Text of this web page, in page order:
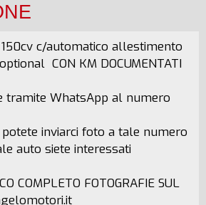
150cv c/automatico allestimento
CON KM DOCUMENTATI
tramite WhatsApp al numero
inviarci foto a tale numero
auto siete interessati
COMPLETO FOTOGRAFIE SUL